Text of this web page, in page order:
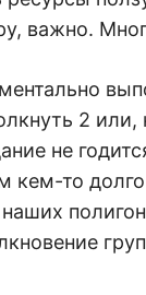
важно.
2 или,
не
кем-то